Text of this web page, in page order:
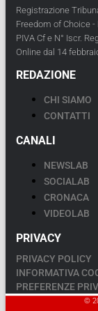
Registrazione
Freedom of Choice
PIVA Cf e N° Iscr.
Online dal 14
REDAZIONE
CHI SIAMO
CONTATTI
CANALI
NEWSLAB
SOCIALAB
CRONACA
VIDEOLAB
PRIVACY
PRIVACY POLICY
INFORMATIVA
PREFERENZE
©